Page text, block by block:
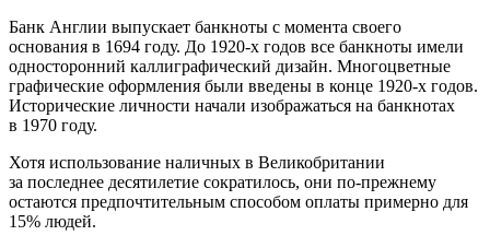
Банк Англии выпускает банкноты с момента своего
основания в 1694 году. До 1920-х годов все банкноты имели
односторонний каллиграфический дизайн. Многоцветные
графические оформления были введены в конце 1920-х годов.
Исторические личности начали изображаться на банкнотах
в 1970 году.
Хотя использование наличных в Великобритании
за последнее десятилетие сократилось, они по-прежнему
остаются предпочтительным способом оплаты примерно для
15% людей.